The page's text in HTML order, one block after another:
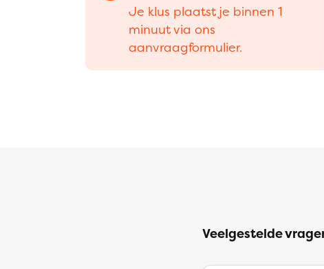
Je klus plaatst je binnen 1
minuut via ons
aanvraagformulier.
Veelgestelde